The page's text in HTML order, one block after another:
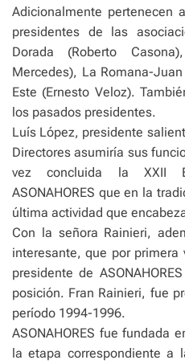
Adicionalmente pertenecen
presidentes de las
Dorada (Roberto
Mercedes), La Romana-
Este (Ernesto Veloz).
los pasados presidentes.
Luís López, presidente
Directores asumiría sus
vez concluida la XXII
ASONAHORES que en la
última actividad que
Con la señora Rainieri,
interesante, que por
presidente de
posición. Fran Rainieri, fue
período 1994-1996.
ASONAHORES fue fundada
la etapa correspondiente a